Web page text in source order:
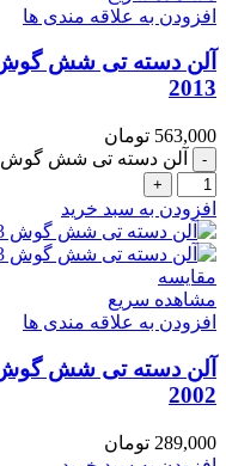
افزودن به علاقه مندی ها
2013
563,000 تومان
آلن دسته تی شش گوش 8 میلیمتری رونیکس کد RH-2013 عدد
افزودن به سبد خرید
مقایسه
مشاهده سریع
افزودن به علاقه مندی ها
2002
289,000 تومان